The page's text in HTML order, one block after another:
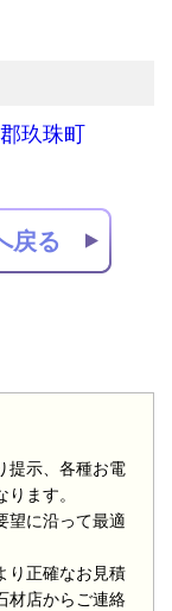
玖珠町
戻る
提示、各種お電
ます。
望に沿って最適
り正確なお見積
材店からご連絡